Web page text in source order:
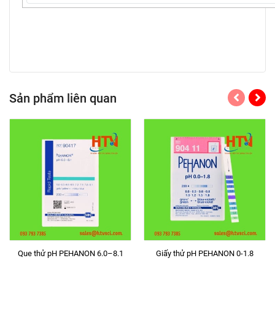
Sản phẩm liên quan
Que thử pH PEHANON 6.0–8.1 Giấy thử pH PEHANON 0-1.8